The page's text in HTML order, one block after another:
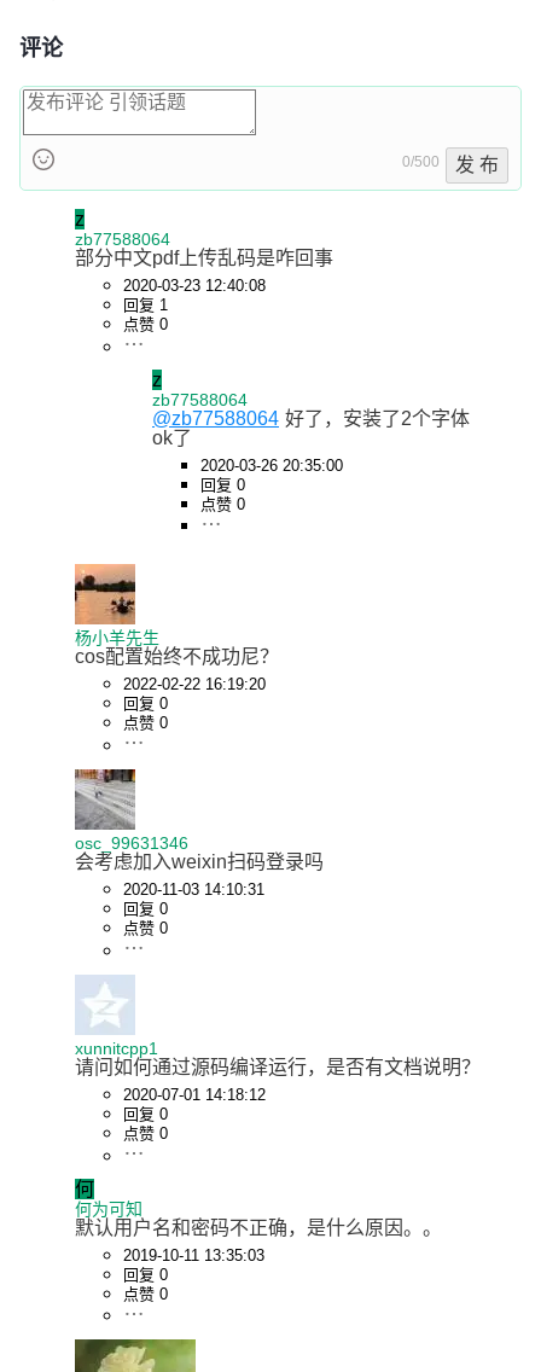
评论
0/500 发 布
z
zb77588064
部分中文pdf上传乱码是咋回事
2020-03-23 12:40:08
回复 1
点赞 0
z
zb77588064
@zb77588064 好了，安装了2个字体
ok了
2020-03-26 20:35:00
回复 0
点赞 0
杨小羊先生
cos配置始终不成功尼？
2022-02-22 16:19:20
回复 0
点赞 0
osc_99631346
会考虑加入weixin扫码登录吗
2020-11-03 14:10:31
回复 0
点赞 0
xunnitcpp1
请问如何通过源码编译运行，是否有文档说明？
2020-07-01 14:18:12
回复 0
点赞 0
何
何为可知
默认用户名和密码不正确，是什么原因。。
2019-10-11 13:35:03
回复 0
点赞 0